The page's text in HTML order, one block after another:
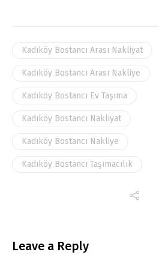
Kadıköy Bostancı Arası Nakliyat
Kadıköy Bostancı Arası Nakliye
Kadıköy Bostancı Ev Taşıma
Kadıköy Bostancı Nakliyat
Kadıköy Bostancı Nakliye
Kadıköy Bostancı Taşımacılık
Leave a Reply